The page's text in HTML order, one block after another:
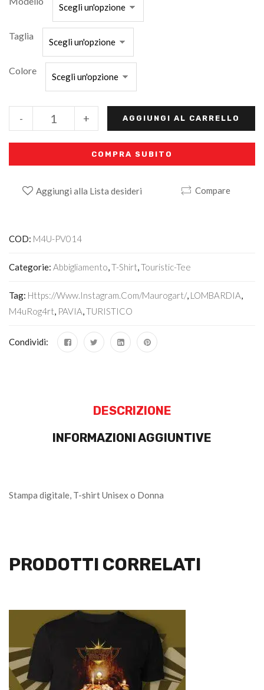
Taglia
Colore
+
- AGGIUNGI AL CARRELLO
COMPRA SUBITO
Aggiungi alla Lista desideri Compare
COD: M4U-PV014
Categorie: Abbigliamento,T-Shirt,Touristic-Tee
Tag: Https://www.instagram.com/maurogart/, LOMBARDIA,
M4uRog4rt, PAVIA,TURISTICO
Condividi:
DESCRIZIONE
INFORMAZIONI AGGIUNTIVE
Stampa digitale, T-shirt Unisex o Donna
PRODOTTI CORRELATI